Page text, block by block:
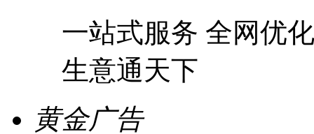
一站式服务 全网优
生意通天下
黄金广告